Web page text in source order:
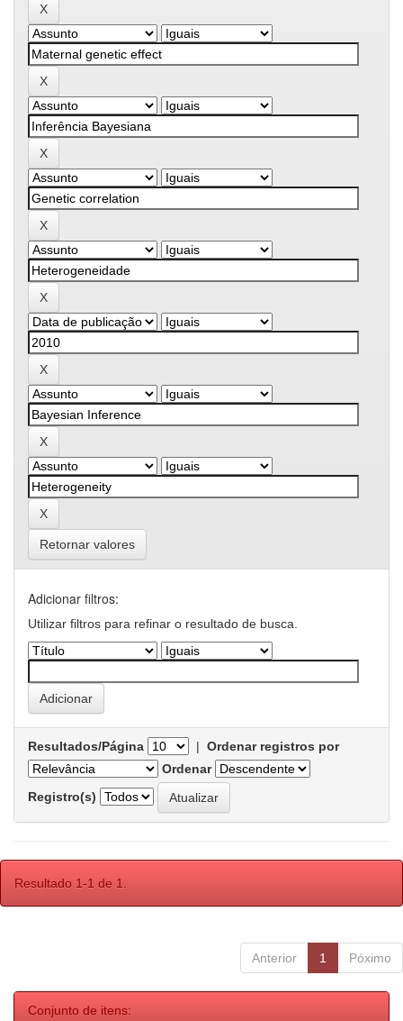
Retornar valores
Adicionar filtros:
Utilizar filtros para refinar o resultado de busca.
Resultados/Página | Ordenar registros por
Ordenar
Registro(s)
Resultado 1-1 de 1.
Anterior 1 Póximo
Conjunto de itens: